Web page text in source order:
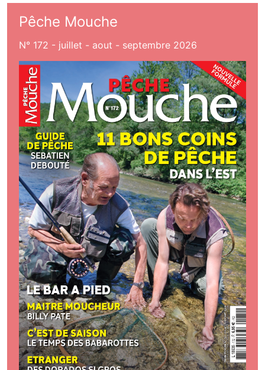
Pêche Mouche
N° 172 - juillet - aout - septembre 2026